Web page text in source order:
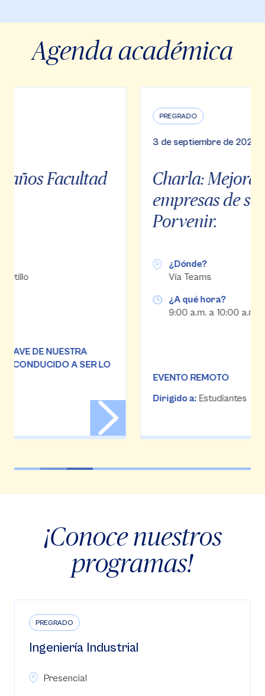
Agenda académica
Charla: Mejora continua en
empresas de servicios, caso
Estudiantes
¡Conoce nuestros
programas!
PREGRADO
Ingeniería Informática
Presencial